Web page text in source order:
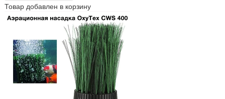
Товар добавлен в корзину